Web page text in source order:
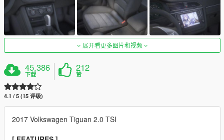
展开看更多图片和视频
45,386
下载
212
赞
4.1 / 5 (15 评级)
2017 Volkswagen Tiguan 2.0 TSI